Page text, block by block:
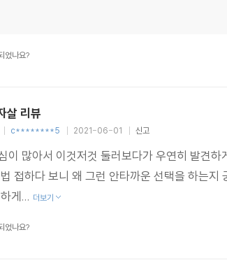
었나요?
살 리뷰
c********5 2021-06-01 신고
이 많아서 이것저것 둘러보다가 우연히 발견
접하다 보니 왜 그런 안타까운 선택을 하는
게... 더보기
었나요?